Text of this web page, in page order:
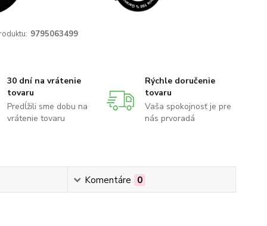
9795063499
30 dní na vrátenie
tovaru
Predĺžili sme dobu na
vrátenie tovaru
Rýchle doručenie
tovaru
Vaša spokojnosť je pre
nás prvoradá
Komentáre 0